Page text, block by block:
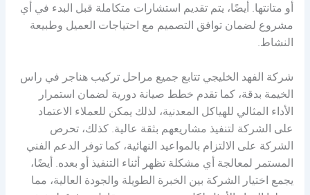
أو متانتها. أيضًا، يتم تقديم استشارات متكاملة قبل البدء في أي
مشروع لضمان توافق التصميم مع احتياجات العميل وطبيعة
النشاط.
شركة الفهد الخليجي تتابع جميع مراحل تركيب هناجر في راس
الخيمة بدقة، كما تقدم خطط صيانة دورية لضمان استمرار
الأداء المثالي للهياكل المعدنية، لذلك يمكن للعملاء الاعتماد
على الشركة لتنفيذ مشاريعهم بثقة عالية. كذلك، تحرص
الشركة على الالتزام بالمواعيد النهائية، كما توفر الدعم الفني
المستمر لمعالجة أي مشكلة تظهر أثناء التنفيذ أو بعده. أيضًا،
يجمع اختيار الشركة بين الخبرة الطويلة والجودة العالية، مما